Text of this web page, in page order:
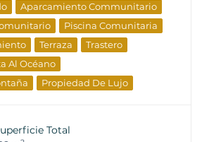
Aparcamiento Communitario
Piscina Comunitaria
Terraza
Trastero
Al Océano
Propiedad De Lujo
Total